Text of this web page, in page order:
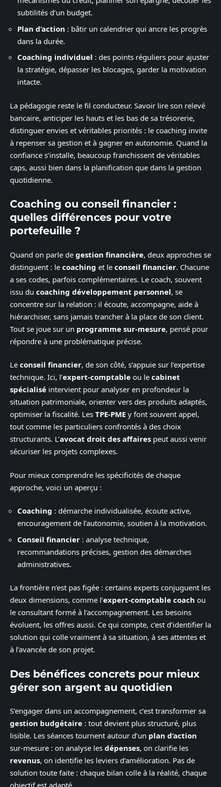
subtilités d’un budget.
Plan d’action : bâtir un calendrier qui ancre les progrès
dans la durée.
Coaching individuel : des points réguliers pour ajuster
la stratégie, dépasser les blocages, garder la motivation
intacte.
La pédagogie reste le fil conducteur. Savoir lire son relevé
bancaire, anticiper les hauts et les bas de sa trésorerie,
distinguer envies et véritables priorités : le coaching invite
à repenser sa gestion et à gagner en autonomie. Quand la
confiance s’installe, beaucoup franchissent de véritables
caps, aussi bien dans la planification que dans la gestion
quotidienne.
Coaching ou conseil financier :
quelles différences pour votre
portefeuille ?
Quand on parle de gestion financière, deux approches se
distinguent : le coaching et le conseil financier. Chacune
a ses codes, parfois complémentaires. Le coach, souvent
issu du coaching développement personnel, se
concentre sur la relation : il écoute, accompagne, aide à
hiérarchiser, sans jamais trancher à la place de son client.
Tout se joue sur un programme sur-mesure, pensé pour
répondre à une problématique précise.
Le conseil financier, de son côté, s’appuie sur l’expertise
technique. Ici, l’expert-comptable ou le cabinet
spécialisé intervient pour analyser en profondeur la
situation patrimoniale, orienter vers des produits adaptés,
optimiser la fiscalité. Les TPE-PME y font souvent appel,
tout comme les particuliers confrontés à des choix
structurants. L’avocat droit des affaires peut aussi venir
sécuriser les projets complexes.
Pour mieux comprendre les spécificités de chaque
approche, voici un aperçu :
Coaching : démarche individualisée, écoute active,
encouragement de l’autonomie, soutien à la motivation.
Conseil financier : analyse technique,
recommandations précises, gestion des démarches
administratives.
La frontière n’est pas figée : certains experts conjuguent les
deux dimensions, comme l’expert-comptable coach ou
le consultant formé à l’accompagnement. Les besoins
évoluent, les offres aussi. Ce qui compte, c’est d’identifier la
solution qui colle vraiment à sa situation, à ses attentes et
à l’avancée de son projet.
Des bénéfices concrets pour mieux
gérer son argent au quotidien
S’engager dans un accompagnement, c’est transformer sa
gestion budgétaire : tout devient plus structuré, plus
lisible. Les séances tournent autour d’un plan d’action
sur-mesure : on analyse les dépenses, on clarifie les
revenus, on identifie les leviers d’amélioration. Pas de
solution toute faite : chaque bilan colle à la réalité, chaque
objectif est adapté.